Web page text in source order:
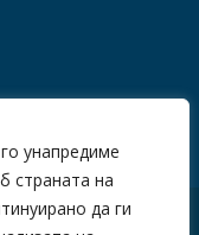
унапредиме
страната на
да ги